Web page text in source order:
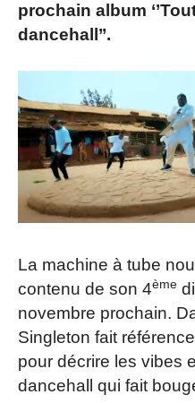
prochain album
dancehall’’.
La machine à tube
contenu de son 4ème
novembre prochain.
Singleton fait
pour décrire les vibes
dancehall qui fait